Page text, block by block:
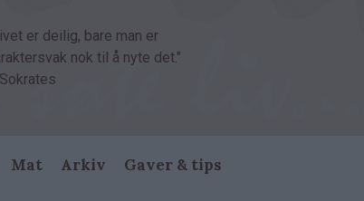
er deilig, bare man er
nok til å nyte det."
Mat Arkiv Gaver & tips